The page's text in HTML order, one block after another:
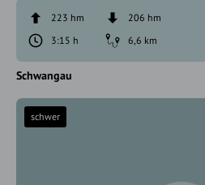
223 hm
206 hm
3:15 h
6,6 km
Schwangau
schwer